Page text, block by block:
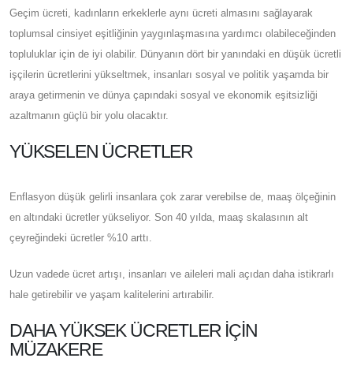
Geçim ücreti, kadınların erkeklerle aynı ücreti almasını sağlayarak
toplumsal cinsiyet eşitliğinin yaygınlaşmasına yardımcı olabileceğinden
topluluklar için de iyi olabilir. Dünyanın dört bir yanındaki en düşük ücretli
işçilerin ücretlerini yükseltmek, insanları sosyal ve politik yaşamda bir
araya getirmenin ve dünya çapındaki sosyal ve ekonomik eşitsizliği
azaltmanın güçlü bir yolu olacaktır.
YÜKSELEN ÜCRETLER
Enflasyon düşük gelirli insanlara çok zarar verebilse de, maaş ölçeğinin
en altındaki ücretler yükseliyor. Son 40 yılda, maaş skalasının alt
çeyreğindeki ücretler %10 arttı.
Uzun vadede ücret artışı, insanları ve aileleri mali açıdan daha istikrarlı
hale getirebilir ve yaşam kalitelerini artırabilir.
DAHA YÜKSEK ÜCRETLER İÇIN
MÜZAKERE